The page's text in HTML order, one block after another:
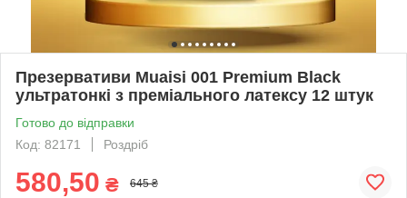
Презервативи Muaisi 001 Premium Black
ультратонкі з преміального латексу 12 штук
Готово до відправки
Код: 82171
Роздріб
580,50 ₴ 645 ₴